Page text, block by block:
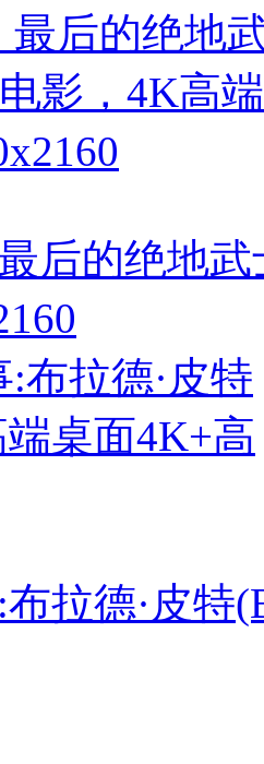
后的绝地
拉德·皮特